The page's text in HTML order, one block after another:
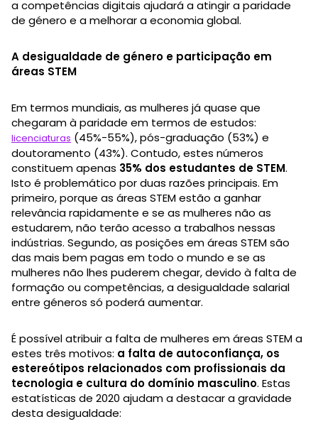
a competências digitais ajudará a atingir a paridade
de género e a melhorar a economia global.
A desigualdade de género e participação em
áreas STEM
Em termos mundiais, as mulheres já quase que
chegaram à paridade em termos de estudos:
licenciaturas (45%-55%), pós-graduação (53%) e
doutoramento (43%). Contudo, estes números
constituem apenas 35% dos estudantes de STEM.
Isto é problemático por duas razões principais. Em
primeiro, porque as áreas STEM estão a ganhar
relevância rapidamente e se as mulheres não as
estudarem, não terão acesso a trabalhos nessas
indústrias. Segundo, as posições em áreas STEM são
das mais bem pagas em todo o mundo e se as
mulheres não lhes puderem chegar, devido à falta de
formação ou competências, a desigualdade salarial
entre géneros só poderá aumentar.
É possível atribuir a falta de mulheres em áreas STEM a
estes três motivos: a falta de autoconfiança, os
estereótipos relacionados com profissionais da
tecnologia e cultura do domínio masculino. Estas
estatísticas de 2020 ajudam a destacar a gravidade
desta desigualdade: